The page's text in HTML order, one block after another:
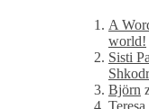
A
world!
Sisti
Björn
Teresa